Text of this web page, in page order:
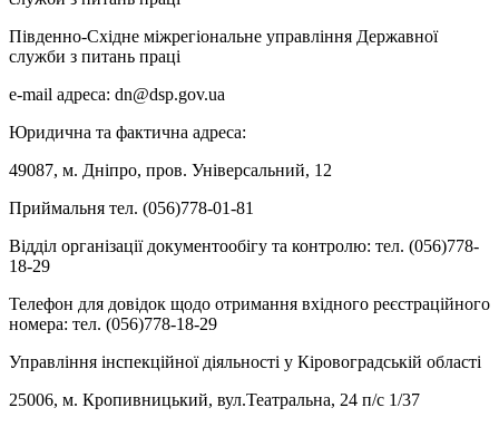
Південно-Східне міжрегіональне управління Державної
служби з питань праці
e-mail адреса: dn@dsp.gov.ua
Юридична та фактична адреса:
49087, м. Дніпро, пров. Універсальний, 12
Приймальня тел. (056)778-01-81
Відділ організації документообігу та контролю: тел. (056)778-
18-29
Телефон для довідок щодо отримання вхідного реєстраційного
номера: тел. (056)778-18-29
Управління інспекційної діяльності у Кіровоградській області
25006, м. Кропивницький, вул.Театральна, 24 п/с 1/37